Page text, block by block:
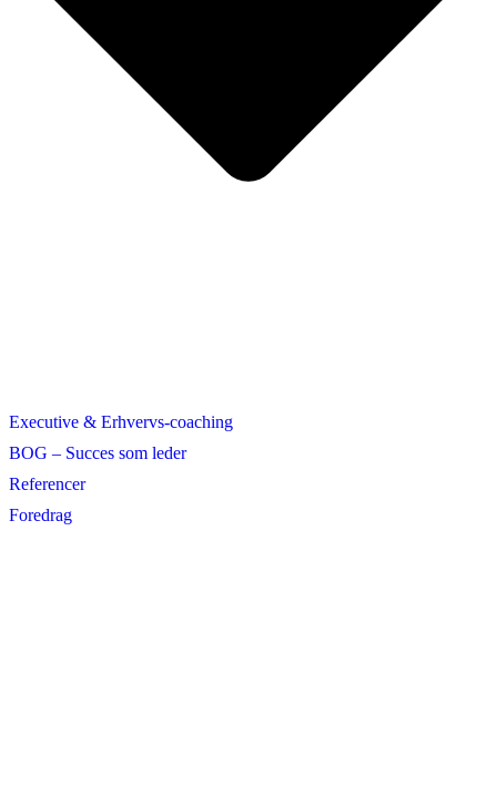
Executive & Erhvervs-coaching
BOG – Succes som leder
Referencer
Foredrag